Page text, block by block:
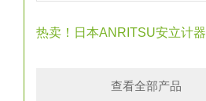
热卖！日本ANRITSU安立计器
查看全部产品